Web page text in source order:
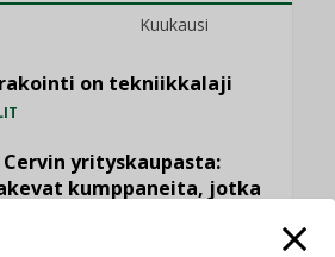
Kuukausi
on tekniikkalaji
Cervin yrityskaupasta:
kumppaneita, jotka